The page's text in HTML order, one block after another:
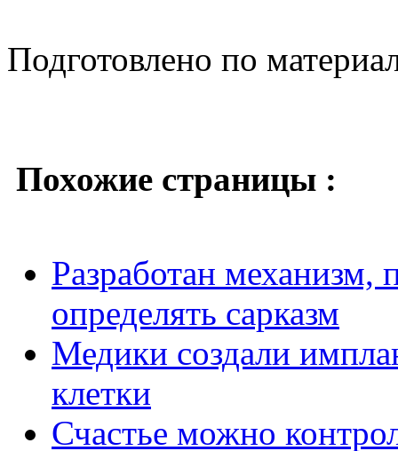
Подготовлено по
Похожие страницы :
Разработан механизм,
определять сарказм
Медики создали
клетки
Счастье можно